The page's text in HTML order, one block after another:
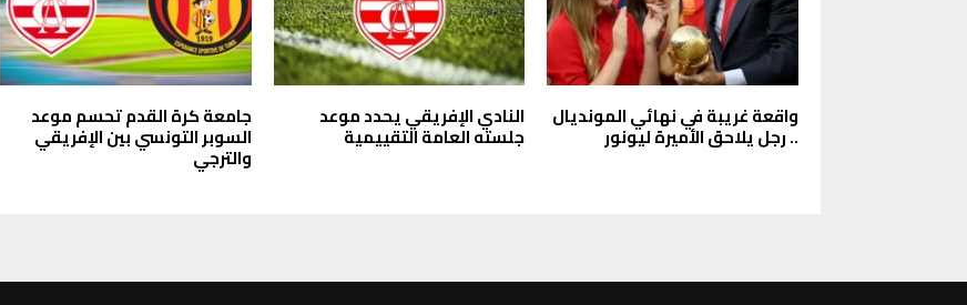
واقعة غريبة في نهائي المونديال
.. رجل يلاحق الأميرة ليونور
النادي الإفريقي يحدد موعد
جلسته العامة التقييمية
جامعة كرة القدم تحسم موعد
السوبر التونسي بين الإفريقي
والترجي